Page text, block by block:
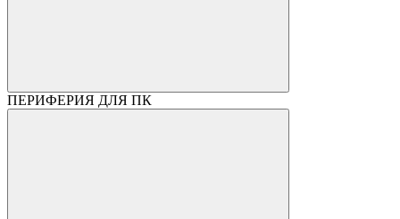
ПЕРИФЕРИЯ ДЛЯ ПК